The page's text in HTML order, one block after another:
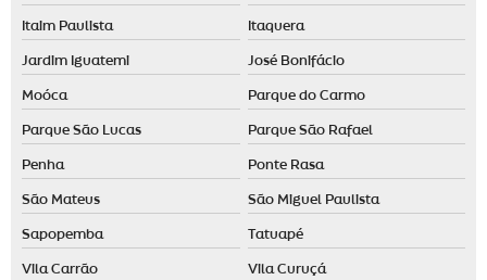
Itaim Paulista Itaquera
Jardim Iguatemi José Bonifácio
Moóca Parque do Carmo
Parque São Lucas Parque São Rafael
Penha Ponte Rasa
São Mateus São Miguel Paulista
Sapopemba Tatuapé
Vila Carrão Vila Curuçá